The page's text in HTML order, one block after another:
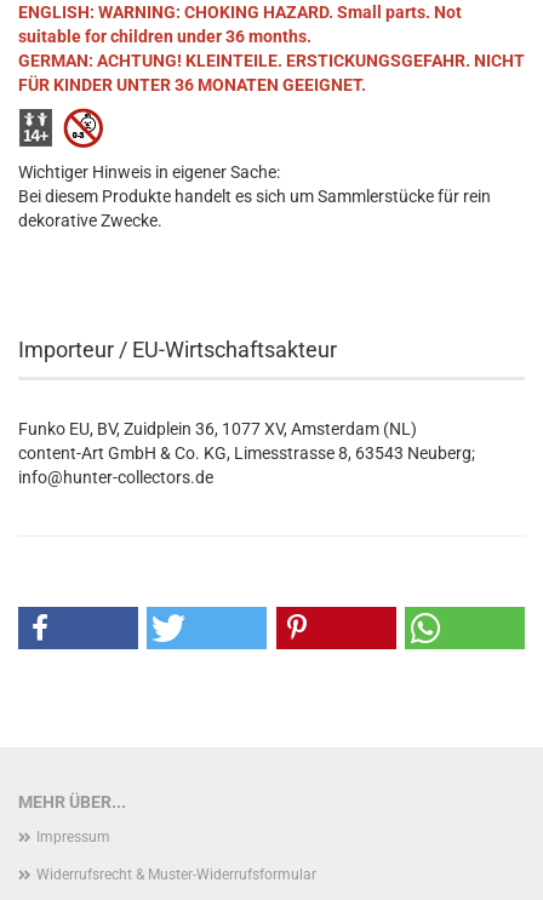
ENGLISH: WARNING: CHOKING HAZARD. Small parts. Not
suitable for children under 36 months.
GERMAN: ACHTUNG! KLEINTEILE. ERSTICKUNGSGEFAHR. NICHT
FÜR KINDER UNTER 36 MONATEN GEEIGNET.
Wichtiger Hinweis in eigener Sache:
Bei diesem Produkte handelt es sich um Sammlerstücke für rein
dekorative Zwecke.
Importeur / EU-Wirtschaftsakteur
Funko EU, BV, Zuidplein 36, 1077 XV, Amsterdam (NL)
content-Art GmbH & Co. KG, Limesstrasse 8, 63543 Neuberg;
info@hunter-collectors.de
MEHR ÜBER...
Impressum
Widerrufsrecht & Muster-Widerrufsformular